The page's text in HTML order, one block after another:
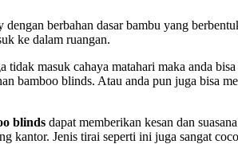
dengan berbahan dasar bambu yang
ke dalam ruangan.
tidak masuk cahaya matahari maka anda
bamboo blinds. Atau anda pun juga bisa
blinds dapat memberikan kesan dan
kantor. Jenis tirai seperti ini juga sangat